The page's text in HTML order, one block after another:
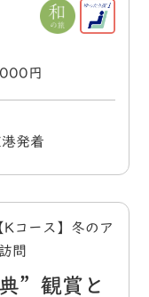
円
発着
コース】冬のア
問
”観賞と